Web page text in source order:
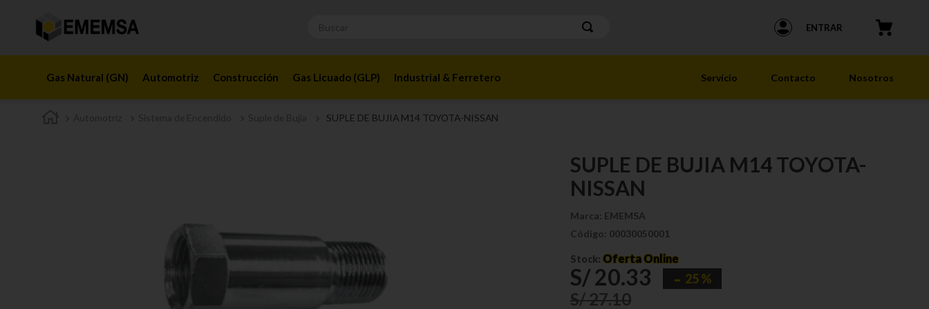
ENTRAR
Gas Natural (GN) Automotriz Construcción Gas Licuado (GLP) Industrial & Ferretero Servicio Contacto Nosotros
SUPLE DE BUJIA M14 TOYOTA-NISSAN
SUPLE DE BUJIA M14 TOYOTA-
NISSAN
Marca: EMEMSA
Código: 00030050001
Stock:Oferta Online
S/20.33 25 %
S/27.10